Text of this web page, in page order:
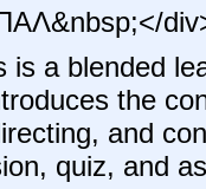
is a blended
the
and
quiz, and